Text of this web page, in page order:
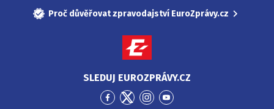
Proč důvěřovat zpravodajství EuroZprávy.cz
SLEDUJ EUROZPRÁVY.CZ
PřejítPřejítPřejítPřejít